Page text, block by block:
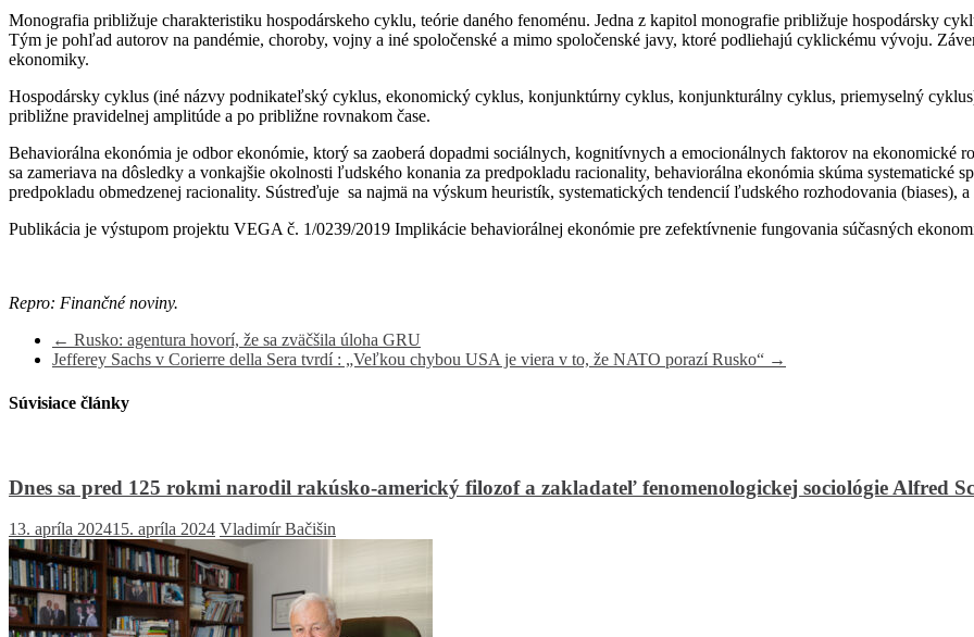
Monografia približuje charakteristiku hospodárskeho cyklu, teórie daného fenoménu. Jedna z kapitol monografie približuje hospodársky
Tým je pohľad autorov na pandémie, choroby, vojny a iné spoločenské a mimo spoločenské javy, ktoré podliehajú cyklickému vývoju.
ekonomiky.
Hospodársky cyklus (iné názvy podnikateľský cyklus, ekonomický cyklus, konjunktúrny cyklus, konjunkturálny cyklus, priemyselný
približne pravidelnej amplitúde a po približne rovnakom čase.
Behaviorálna ekonómia je odbor ekonómie, ktorý sa zaoberá dopadmi sociálnych, kognitívnych a emocionálnych faktorov na ekonomické
sa zameriava na dôsledky a vonkajšie okolnosti ľudského konania za predpokladu racionality, behaviorálna ekonómia skúma systematické
predpokladu obmedzenej racionality. Sústreďuje sa najmä na výskum heuristík, systematických tendencií ľudského rozhodovania (biases),
Publikácia je výstupom projektu VEGA č. 1/0239/2019 Implikácie behaviorálnej ekonómie pre zefektívnenie fungovania súčasných
Repro: Finančné noviny.
← Rusko: agentura hovorí, že sa zväčšila úloha GRU
Jefferey Sachs v Corierre della Sera tvrdí : „Veľkou chybou USA je viera v to, že NATO porazí Rusko“ →
Súvisiace články
Dnes sa pred 125 rokmi narodil rakúsko-americký filozof a zakladateľ fenomenologickej sociológie Alfred
13. apríla 202415. apríla 2024 Vladimír Bačišin